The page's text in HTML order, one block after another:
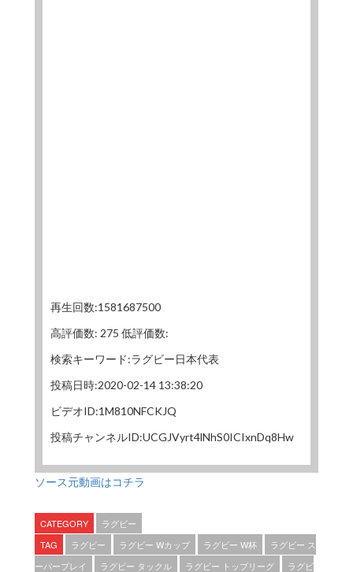
再生回数:1581687500
高評価数: 275 低評価数:
検索キーワード:ラグビー日本代表
投稿日時:2020-02-14 13:38:20
ビデオID:1M810NFCKJQ
投稿チャンネルID:UCGJVyrt4lNhS0ICIxnDq8Hw
ソース元動画はコチラ
CATEGORY
ラグビー
TAG
ラグビー ラグビー Wカップ ラグビー W杯
ラグビー ス
ーパープレイ
ラグビー タックル ラグビー トップリーグ ラグビ